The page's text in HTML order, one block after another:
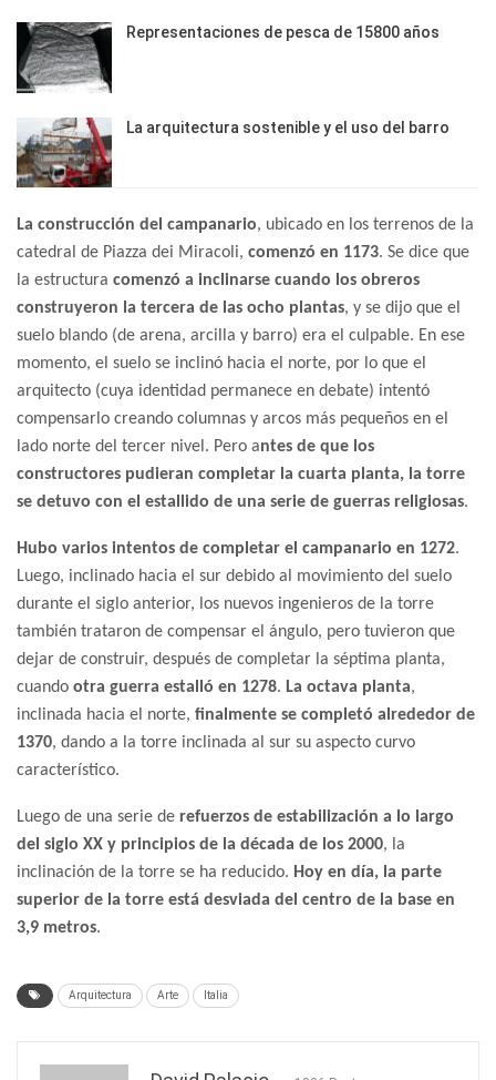
Representaciones de pesca de 15800 años
La arquitectura sostenible y el uso del barro
La construcción del campanario, ubicado en los terrenos de la
catedral de Piazza dei Miracoli, comenzó en 1173. Se dice que
la estructura comenzó a inclinarse cuando los obreros
construyeron la tercera de las ocho plantas, y se dijo que el
suelo blando (de arena, arcilla y barro) era el culpable. En ese
momento, el suelo se inclinó hacia el norte, por lo que el
arquitecto (cuya identidad permanece en debate) intentó
compensarlo creando columnas y arcos más pequeños en el
lado norte del tercer nivel. Pero antes de que los
constructores pudieran completar la cuarta planta, la torre
se detuvo con el estallido de una serie de guerras religiosas.
Hubo varios intentos de completar el campanario en 1272.
Luego, inclinado hacia el sur debido al movimiento del suelo
durante el siglo anterior, los nuevos ingenieros de la torre
también trataron de compensar el ángulo, pero tuvieron que
dejar de construir, después de completar la séptima planta,
cuando otra guerra estalló en 1278. La octava planta,
inclinada hacia el norte, finalmente se completó alrededor de
1370, dando a la torre inclinada al sur su aspecto curvo
característico.
Luego de una serie de refuerzos de estabilización a lo largo
del siglo XX y principios de la década de los 2000, la
inclinación de la torre se ha reducido. Hoy en día, la parte
superior de la torre está desviada del centro de la base en
3,9 metros.
Arquitectura Arte Italia